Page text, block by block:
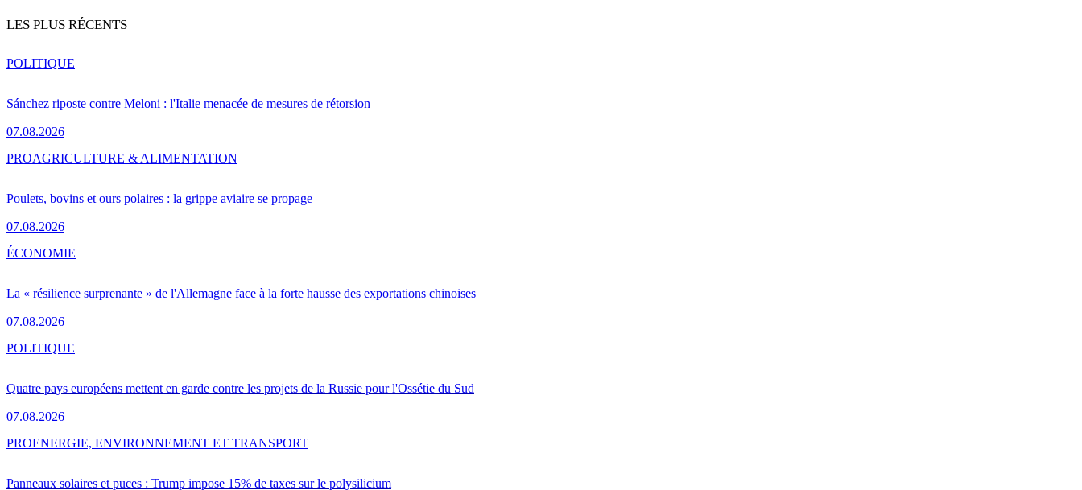
LES PLUS RÉCENTS
Sánchez riposte contre Meloni : l'Italie menacée de mesures de rétorsion
07.08.2026
POLITIQUE
Poulets, bovins et ours polaires : la grippe aviaire se propage
07.08.2026
PROAGRICULTURE & ALIMENTATION
La « résilience surprenante » de l'Allemagne face à la forte hausse des exportations chinoises
07.08.2026
ÉCONOMIE
Quatre pays européens mettent en garde contre les projets de la Russie pour l'Ossétie du Sud
07.08.2026
POLITIQUE
Panneaux solaires et puces : Trump impose 15% de taxes sur le polysilicium
PROENERGIE, ENVIRONNEMENT ET TRANSPORT